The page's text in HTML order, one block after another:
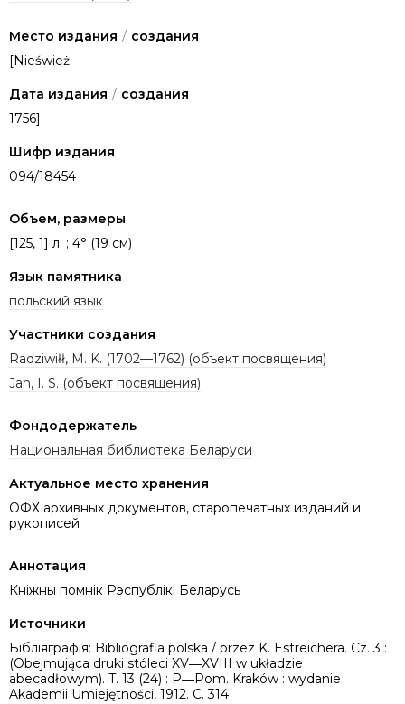
Место издания / создания
[Nieśwież
Дата издания / создания
1756]
Шифр издания
094/18454
Объем, размеры
[125, 1] л. ; 4° (19 см)
Язык памятника
польский язык
Участники создания
Radziwiłł, M. K. (1702—1762) (объект посвящения)
Jan, I. S. (объект посвящения)
Фондодержатель
Национальная библиотека Беларуси
Актуальное место хранения
ОФХ архивных документов, старопечатных изданий и
рукописей
Аннотация
Кніжны помнік Рэспублікі Беларусь
Источники
Бібліяграфія: Bibliografia polska / przez K. Estreichera. Cz. 3 :
(Obejmująca druki stóleci XV―XVIII w układzie
abecadłowym). T. 13 (24) : P―Pom. Kraków : wydanie
Akademii Umiejętności, 1912. C. 314